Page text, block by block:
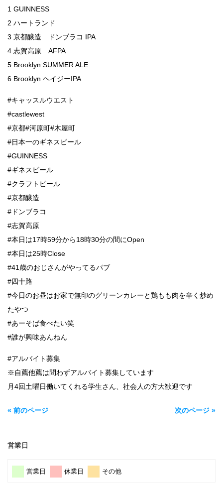
1 GUINNESS
2 ハートランド
3 京都醸造 ドンブラコ IPA
4 志賀高原 AFPA
5 Brooklyn SUMMER ALE
6 Brooklyn ヘイジーIPA
#キャッスルウエスト
#castlewest
#京都#河原町#木屋町
#日本一のギネスビール
#GUINNESS
#ギネスビール
#クラフトビール
#京都醸造
#ドンブラコ
#志賀高原
#本日は17時59分から18時30分の間にOpen
#本日は25時Close
#41歳のおじさんがやってるパブ
#四十路
#今日のお昼はお家で無印のグリーンカレーと鶏もも肉を辛く炒め
たやつ
#あーそば食べたい笑
#誰が興味あんねん
#アルバイト募集
※自薦他薦は問わずアルバイト募集しています
月4回土曜日働いてくれる学生さん、社会人の方大歓迎です
« 前のページ 次のページ »
営業日
営業日 休業日 その他